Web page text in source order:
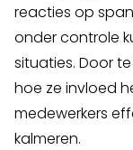
reacties op
onder controle
situaties. Door
hoe ze invloed
medewerkers
kalmeren.